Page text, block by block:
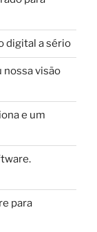
digital a sério
nossa visão
e um
para